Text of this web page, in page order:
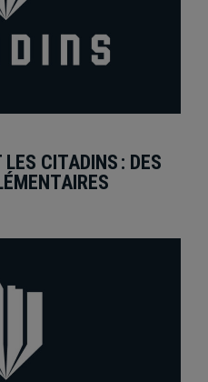
CITADINS : DES